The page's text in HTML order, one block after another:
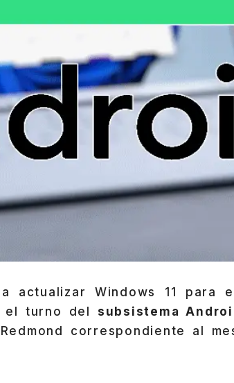
actualizar Windows 11 para
el turno del subsistema
correspondiente al